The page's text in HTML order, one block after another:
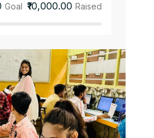
Goal ₹10,000.00 Raised